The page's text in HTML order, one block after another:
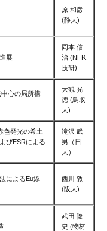
原 和彦
(静大)
展
岡本 信
治 (NHK
技研)
心の局所構
大観 光
徳 (鳥取
大)
色発光の希土
びESRによる
滝沢 武
男（日
大）
によるEu添
西川 敦
(阪大)
武田 隆
史 (物材